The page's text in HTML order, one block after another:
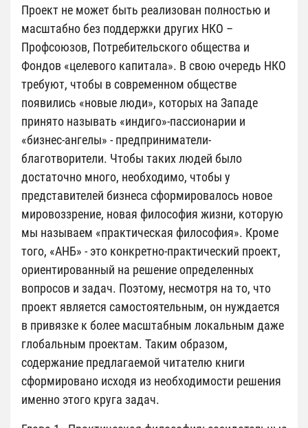
Проект не может быть реализован полностью и
масштабно без поддержки других НКО –
Профсоюзов, Потребительского общества и
Фондов «целевого капитала». В свою очередь НКО
требуют, чтобы в современном обществе
появились «новые люди», которых на Западе
принято называть «индиго»-пассионарии и
«бизнес-ангелы» - предприниматели-
благотворители. Чтобы таких людей было
достаточно много, необходимо, чтобы у
представителей бизнеса сформировалось новое
мировоззрение, новая философия жизни, которую
мы называем «практическая философия». Кроме
того, «АНБ» - это конкретно-практический проект,
ориентированный на решение определенных
вопросов и задач. Поэтому, несмотря на то, что
проект является самостоятельным, он нуждается
в привязке к более масштабным локальным даже
глобальным проектам. Таким образом,
содержание предлагаемой читателю книги
сформировано исходя из необходимости решения
именно этого круга задач.